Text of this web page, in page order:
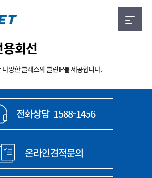
회선
양한 클래스의 클린IP를 제공합니다.
전화상담 1588-1456
온라인견적문의